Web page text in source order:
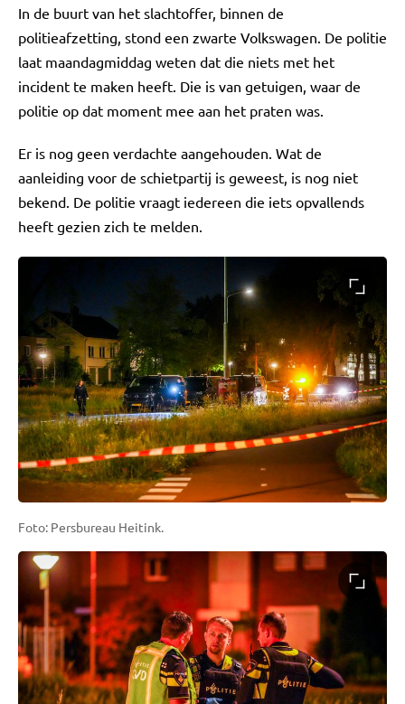
In de buurt van het slachtoffer, binnen de
politieafzetting, stond een zwarte Volkswagen. De politie
laat maandagmiddag weten dat die niets met het
incident te maken heeft. Die is van getuigen, waar de
politie op dat moment mee aan het praten was.
Er is nog geen verdachte aangehouden. Wat de
aanleiding voor de schietpartij is geweest, is nog niet
bekend. De politie vraagt iedereen die iets opvallends
heeft gezien zich te melden.
Foto: Persbureau Heitink.